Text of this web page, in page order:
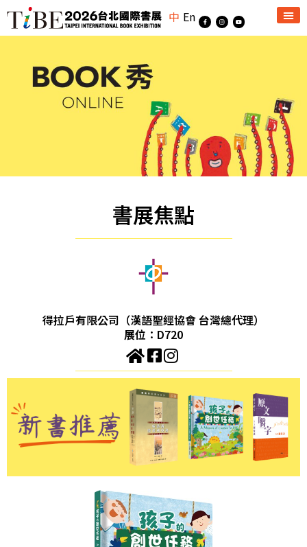
中 En
書展焦點
得拉戶有限公司（漢語聖經協會 台灣總代理）
展位：D720